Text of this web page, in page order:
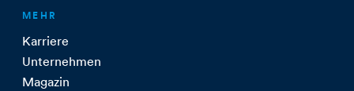
MEHR
Karriere
Unternehmen
Magazin